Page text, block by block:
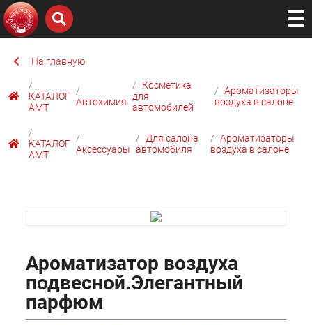
На главную
КАТАЛОГ
AMТ
Автохимия
Косметика
для
автомобилей
Ароматизаторы
воздуха в салоне
КАТАЛОГ
AMТ
Аксессуары
Для салона
автомобиля
Ароматизаторы
воздуха в салоне
Ароматизатор воздуха
подвесной.Элегантный
парфюм